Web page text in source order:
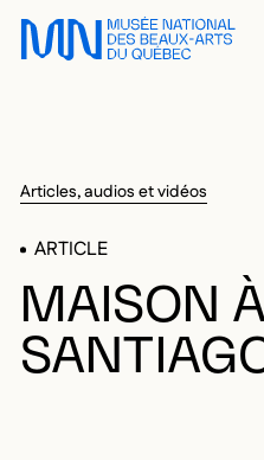
Sauter au menu principal
Sauter au contenu principal
Sauter au pied de page
Articles, audios et vidéos
ARTICLE
MAISON